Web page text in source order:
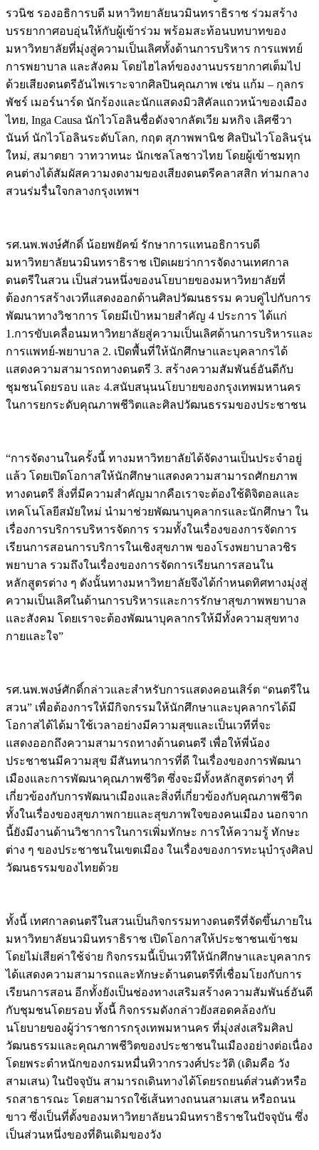
รวนิช รองอธิการบดี มหาวิทยาลัยนวมินทราธิราช ร่วมสร้าง
บรรยากาศอบอุ่นให้กับผู้เข้าร่วม พร้อมสะท้อนบทบาทของ
มหาวิทยาลัยที่มุ่งสู่ความเป็นเลิศทั้งด้านการบริหาร การแพทย์
การพยาบาล และสังคม โดยไฮไลท์ของงานบรรยากาศเต็มไป
ด้วยเสียงดนตรีอันไพเราะจากศิลปินคุณภาพ เช่น แก้ม – กุลกร
พัชร์ เมอร์นาร์ด นักร้องและนักแสดงมิวสิคัลแถวหน้าของเมือง
ไทย, Inga Causa นักไวโอลินชื่อดังจากลัตเวีย มหกิจ เลิศชีวา
นันท์ นักไวโอลินระดับโลก, กฤต สุภาพพานิช ศิลปินไวโอลินรุ่น
ใหม่, สมาตยา วาทวาทนะ นักเชลโลชาวไทย โดยผู้เข้าชมทุก
คนต่างได้สัมผัสความงดงามของเสียงดนตรีคลาสสิก ท่ามกลาง
สวนร่มรื่นใจกลางกรุงเทพฯ
รศ.นพ.พงษ์ศักดิ์ น้อยพยัคฆ์ รักษาการแทนอธิการบดี
มหาวิทยาลัยนวมินทราธิราช เปิดเผยว่าการจัดงานเทศกาล
ดนตรีในสวน เป็นส่วนหนึ่งของนโยบายของมหาวิทยาลัยที่
ต้องการสร้างเวทีแสดงออกด้านศิลปวัฒนธรรม ควบคู่ไปกับการ
พัฒนาทางวิชาการ โดยมีเป้าหมายสำคัญ 4 ประการ ได้แก่
1.การขับเคลื่อนมหาวิทยาลัยสู่ความเป็นเลิศด้านการบริหารและ
การแพทย์-พยาบาล 2. เปิดพื้นที่ให้นักศึกษาและบุคลากรได้
แสดงความสามารถทางดนตรี 3. สร้างความสัมพันธ์อันดีกับ
ชุมชนโดยรอบ และ 4.สนับสนุนนโยบายของกรุงเทพมหานคร
ในการยกระดับคุณภาพชีวิตและศิลปวัฒนธรรมของประชาชน
“การจัดงานในครั้งนี้ ทางมหาวิทยาลัยได้จัดงานเป็นประจำอยู่
แล้ว โดยเปิดโอกาสให้นักศึกษาแสดงความสามารถศักยภาพ
ทางดนตรี สิ่งที่มีความสำคัญมากคือเราจะต้องใช้ดิจิตอลและ
เทคโนโลยีสมัยใหม่ นำมาช่วยพัฒนาบุคลากรและนักศึกษา ใน
เรื่องการบริการบริหารจัดการ รวมทั้งในเรื่องของการจัดการ
เรียนการสอนการบริการในเชิงสุขภาพ ของโรงพยาบาลวชิร
พยาบาล รวมถึงในเรื่องของการจัดการเรียนการสอนใน
หลักสูตรต่าง ๆ ดังนั้นทางมหาวิทยาลัยจึงได้กำหนดทิศทางมุ่งสู่
ความเป็นเลิศในด้านการบริหารและการรักษาสุขภาพพยาบาล
และสังคม โดยเราจะต้องพัฒนาบุคลากรให้มีทั้งความสุขทาง
กายและใจ”
รศ.นพ.พงษ์ศักดิ์กล่าวและสำหรับการแสดงคอนเสิร์ต “ดนตรีใน
สวน” เพื่อต้องการให้มีกิจกรรมให้นักศึกษาและบุคลากรได้มี
โอกาสได้ได้มาใช้เวลาอย่างมีความสุขและเป็นเวทีที่จะ
แสดงออกถึงความสามารถทางด้านดนตรี เพื่อให้พี่น้อง
ประชาชนมีความสุข มีสันทนาการที่ดี ในเรื่องของการพัฒนา
เมืองและการพัฒนาคุณภาพชีวิต ซึ่งจะมีทั้งหลักสูตรต่างๆ ที่
เกี่ยวข้องกับการพัฒนาเมืองและสิ่งที่เกี่ยวข้องกับคุณภาพชีวิต
ทั้งในเรื่องของสุขภาพกายและสุขภาพใจของคนเมือง นอกจาก
นี้ยังมีงานด้านวิชาการในการเพิ่มทักษะ การให้ความรู้ ทักษะ
ต่าง ๆ ของประชาชนในเขตเมือง ในเรื่องของการทะนุบำรุงศิลป
วัฒนธรรมของไทยด้วย
ทั้งนี้ เทศกาลดนตรีในสวนเป็นกิจกรรมทางดนตรีที่จัดขึ้นภายใน
มหาวิทยาลัยนวมินทราธิราช เปิดโอกาสให้ประชาชนเข้าชม
โดยไม่เสียค่าใช้จ่าย กิจกรรมนี้เป็นเวทีให้นักศึกษาและบุคลากร
ได้แสดงความสามารถและทักษะด้านดนตรีที่เชื่อมโยงกับการ
เรียนการสอน อีกทั้งยังเป็นช่องทางเสริมสร้างความสัมพันธ์อันดี
กับชุมชนโดยรอบ ทั้งนี้ กิจกรรมดังกล่าวยังสอดคล้องกับ
นโยบายของผู้ว่าราชการกรุงเทพมหานคร ที่มุ่งส่งเสริมศิลป
วัฒนธรรมและคุณภาพชีวิตของประชาชนในเมืองอย่างต่อเนื่อง
โดยพระตำหนักของกรมหมื่นทิวากรวงศ์ประวัติ (เดิมคือ วัง
สามเสน) ในปัจจุบัน สามารถเดินทางได้โดยรถยนต์ส่วนตัวหรือ
รถสาธารณะ โดยสามารถใช้เส้นทางถนนสามเสน หรือถนน
ขาว ซึ่งเป็นที่ตั้งของมหาวิทยาลัยนวมินทราธิราชในปัจจุบัน ซึ่ง
เป็นส่วนหนึ่งของที่ดินเดิมของวัง